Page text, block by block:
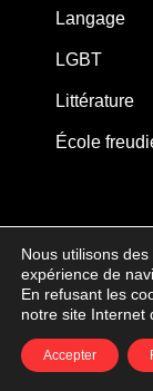
Langage
LGBT
Littérature
École
MJW-
Nous utilisons
expérience de
En refusant les
notre site Internet
Accepter